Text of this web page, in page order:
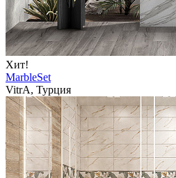
Хит!
MarbleSet
VitrA, Турция